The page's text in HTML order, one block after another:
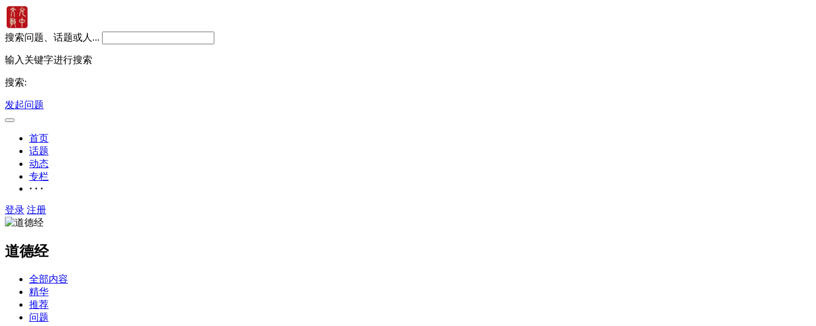
搜索问题、话题或人...
输入关键字进行搜索
搜索:
发起问题
首页
话题
动态
专栏
· · ·
登录 注册
道德经
全部内容
精华
推荐
问题